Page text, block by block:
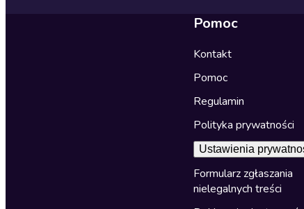
Pomoc
Kontakt
Pomoc
Regulamin
Polityka prywatności
Ustawienia
Formularz zgłaszania
nielegalnych treści